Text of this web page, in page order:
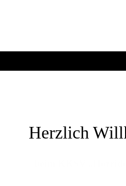
Herzlich